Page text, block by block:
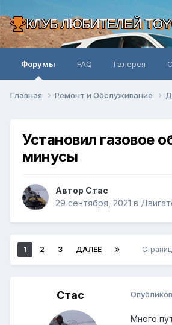
КЛУБ ЛЮБИТЕЛЕЙ
Форумы FAQ Галерея
Главная Ремонт и Обслуживание
Установил газовое
минусы
Автор Стас
29 сентября, 2021 в
1 2 3 ДАЛЕЕ
Стас
Много